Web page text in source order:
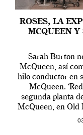
ROSES, LA
MCQUEEN Y
Sarah Burton
McQueen, así
hilo conductor en
McQueen.
segunda planta
McQueen, en Old
de